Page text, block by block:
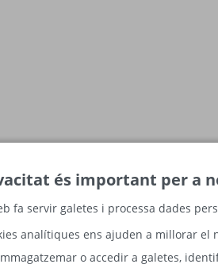
és important per a
fa servir galetes i processa dades
analítiques ens ajuden a millorar
o accedir a galetes,